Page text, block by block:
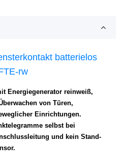
batterielos
rw
Energiegenerator reinweiß,
von Türen,
Einrichtungen.
selbst bei
und kein Stand-